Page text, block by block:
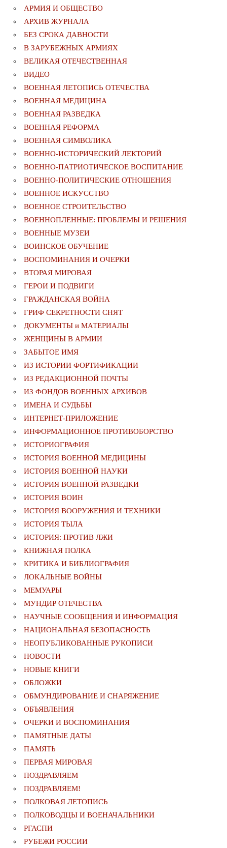
АРМИЯ И ОБЩЕСТВО
АРХИВ ЖУРНАЛА
БЕЗ СРОКА ДАВНОСТИ
В ЗАРУБЕЖНЫХ АРМИЯХ
ВЕЛИКАЯ ОТЕЧЕСТВЕННАЯ
ВИДЕО
ВОЕННАЯ ЛЕТОПИСЬ ОТЕЧЕСТВА
ВОЕННАЯ МЕДИЦИНА
ВОЕННАЯ РАЗВЕДКА
ВОЕННАЯ РЕФОРМА
ВОЕННАЯ СИМВОЛИКА
ВОЕННО-ИСТОРИЧЕСКИЙ ЛЕКТОРИЙ
ВОЕННО-ПАТРИОТИЧЕСКОЕ ВОСПИТАНИЕ
ВОЕННО-ПОЛИТИЧЕСКИE ОТНОШЕНИЯ
ВОЕННОЕ ИСКУССТВО
ВОЕННОЕ СТРОИТЕЛЬСТВО
ВОЕННОПЛЕННЫЕ: ПРОБЛЕМЫ И РЕШЕНИЯ
ВОЕННЫЕ МУЗЕИ
ВОИНСКОЕ ОБУЧЕНИЕ
ВОСПОМИНАНИЯ И ОЧЕРКИ
ВТОРАЯ МИРОВАЯ
ГЕРОИ И ПОДВИГИ
ГРАЖДАНСКАЯ ВОЙНА
ГРИФ СЕКРЕТНОСТИ СНЯТ
ДОКУМЕНТЫ и МАТЕРИАЛЫ
ЖЕНЩИНЫ В АРМИИ
ЗАБЫТОЕ ИМЯ
ИЗ ИСТОРИИ ФОРТИФИКАЦИИ
ИЗ РЕДАКЦИОННОЙ ПОЧТЫ
ИЗ ФОНДОВ ВОЕННЫХ АРХИВОВ
ИМЕНА И СУДЬБЫ
ИНТЕРНЕТ-ПРИЛОЖЕНИЕ
ИНФОРМАЦИОННОЕ ПРОТИВОБОРСТВО
ИСТОРИОГРАФИЯ
ИСТОРИЯ ВОЕННОЙ МЕДИЦИНЫ
ИСТОРИЯ ВОЕННОЙ НАУКИ
ИСТОРИЯ ВОЕННОЙ РАЗВЕДКИ
ИСТОРИЯ ВОИН
ИСТОРИЯ ВООРУЖЕНИЯ И ТЕХНИКИ
ИСТОРИЯ ТЫЛА
ИСТОРИЯ: ПРОТИВ ЛЖИ
КНИЖНАЯ ПОЛКА
КРИТИКА И БИБЛИОГРАФИЯ
ЛОКАЛЬНЫЕ ВОЙНЫ
МЕМУАРЫ
МУНДИР ОТЕЧЕСТВА
НАУЧНЫЕ СООБЩЕНИЯ И ИНФОРМАЦИЯ
НАЦИОНАЛЬНАЯ БЕЗОПАСНОСТЬ
НЕОПУБЛИКОВАННЫЕ РУКОПИСИ
НОВОСТИ
НОВЫЕ КНИГИ
ОБЛОЖКИ
ОБМУНДИРОВАНИЕ И СНАРЯЖЕНИЕ
ОБЪЯВЛЕНИЯ
ОЧЕРКИ И ВОСПОМИНАНИЯ
ПАМЯТНЫЕ ДАТЫ
ПАМЯТЬ
ПЕРВАЯ МИРОВАЯ
ПОЗДРАВЛЯЕМ
ПОЗДРАВЛЯЕМ!
ПОЛКОВАЯ ЛЕТОПИСЬ
ПОЛКОВОДЦЫ И ВОЕНАЧАЛЬНИКИ
РГАСПИ
РУБЕЖИ РОССИИ